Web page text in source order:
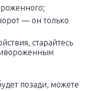
— он только
старайтесь
позади, можете